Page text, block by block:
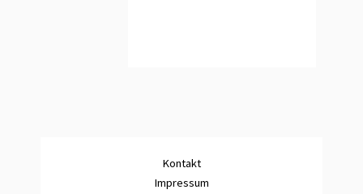
Kontakt
Impressum